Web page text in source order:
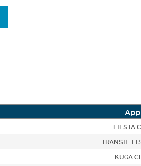
FIESTA
TRANSIT
KUGA